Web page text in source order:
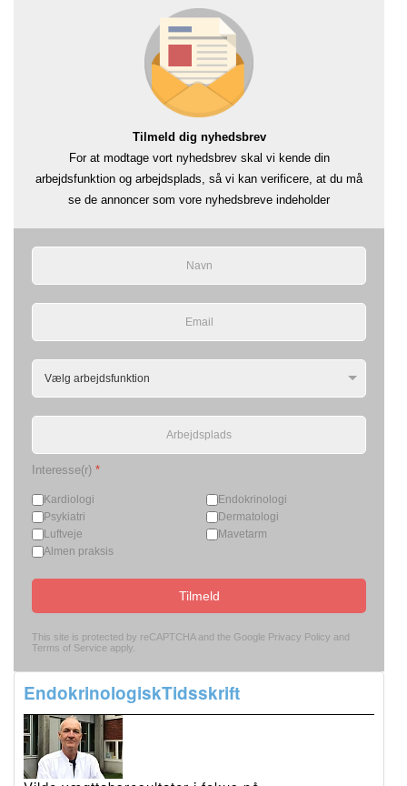
Tilmeld dig nyhedsbrev
For at modtage vort nyhedsbrev skal vi kende din
arbejdsfunktion og arbejdsplads, så vi kan verificere, at du må
se de annoncer som vore nyhedsbreve indeholder
Interesse(r) *
Kardiologi
Endokrinologi
Psykiatri
Dermatologi
Luftveje
Mavetarm
Almen praksis
Tilmeld
This site is protected by reCAPTCHA and the Google Privacy Policy and
Terms of Service apply.
EndokrinologiskTidsskrift